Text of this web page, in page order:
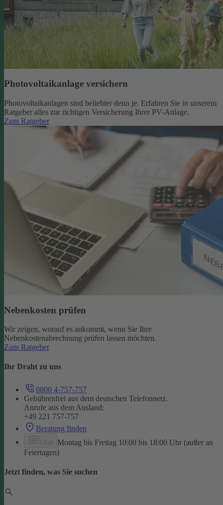
Photovoltaikanlage versichern
Photovoltaikanlagen sind beliebter denn je. Erfahren Sie in unserem
Ratgeber alles zur richtigen Versicherung Ihrer PV-Anlage.
Zum Ratgeber
Nebenkosten prüfen
Wir zeigen, worauf es ankommt, wenn Sie Ihre
Nebenkostenabrechnung prüfen lassen möchten.
Zum Ratgeber
Ihr Draht zu uns
0800 4-757-757
Gebührenfrei aus dem deutschen Telefonnetz.
Anrufe aus dem Ausland:
+49 221 757-757
Beratung finden
Montag bis Freitag 10:00 bis 18:00 Uhr (außer an
Feiertagen)
Jetzt finden, was Sie suchen